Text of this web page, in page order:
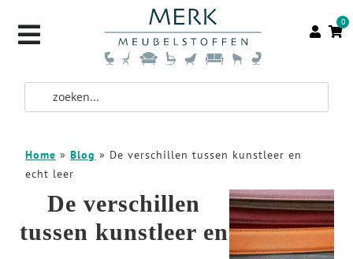
0
Home » Blog » De verschillen tussen kunstleer en
echt leer
De verschillen
tussen kunstleer en